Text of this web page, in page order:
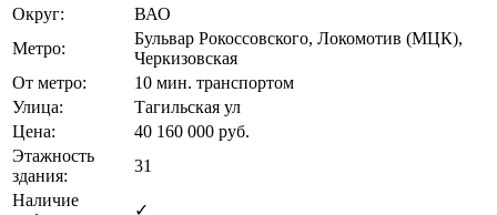
Округ:
ВАО
Метро:
Бульвар Рокоссовского, Локомотив (МЦК),
Черкизовская
От метро:
10 мин. транспортом
Улица:
Тагильская ул
Цена:
40 160 000 руб.
Этажность
здания:
31
Наличие
✓